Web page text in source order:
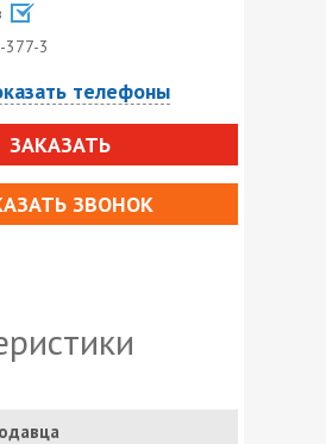
377-3
телефоны
ЗАКАЗАТЬ
ЗВОНОК